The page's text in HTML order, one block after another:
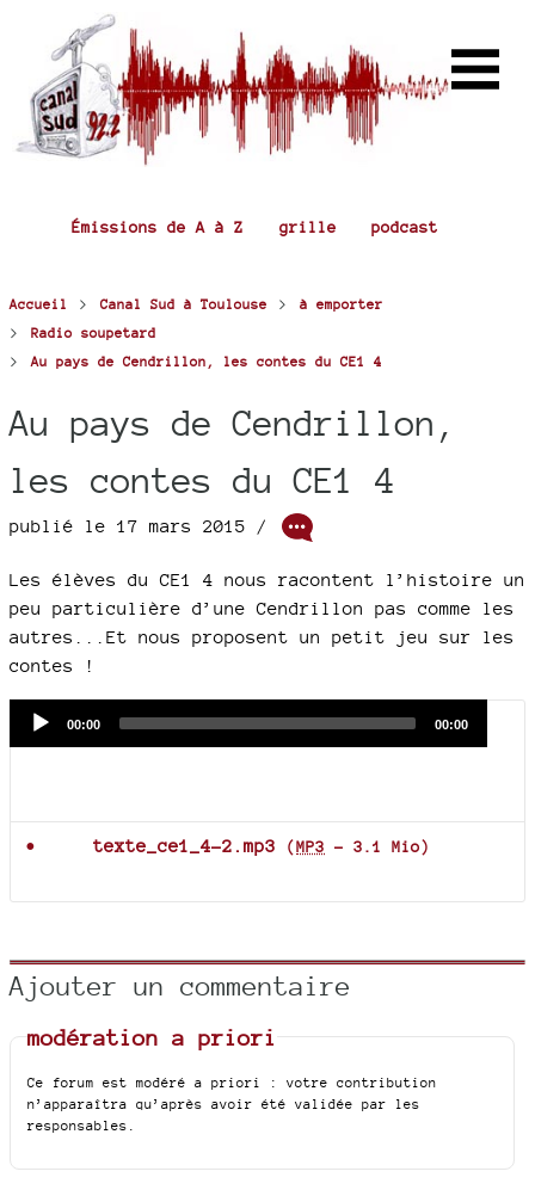
Émissions de A à Z grille podcast
Accueil > Canal Sud à Toulouse > à emporter
> Radio soupetard
> Au pays de Cendrillon, les contes du CE1 4
Au pays de Cendrillon,
les contes du CE1 4
publié le 17 mars 2015 /
Les élèves du CE1 4 nous racontent l’histoire un
peu particulière d’une Cendrillon pas comme les
autres...Et nous proposent un petit jeu sur les
contes !
Current
00:00
Total
00:00
texte_ce1_4-2.mp3 (MP3 - 3.1 Mio)
Ajouter un commentaire
modération a priori
Ce forum est modéré a priori : votre contribution
n’apparaîtra qu’après avoir été validée par les
responsables.